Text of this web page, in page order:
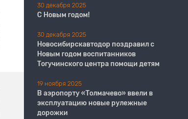
30 декабря 2025
С Новым годом!
30 декабря 2025
Новосибирскавтодор поздравил с
Новым годом воспитанников
Тогучинского центра помощи детям
19 ноября 2025
В аэропорту «Толмачево» ввели в
эксплуатацию новые рулежные
дорожки